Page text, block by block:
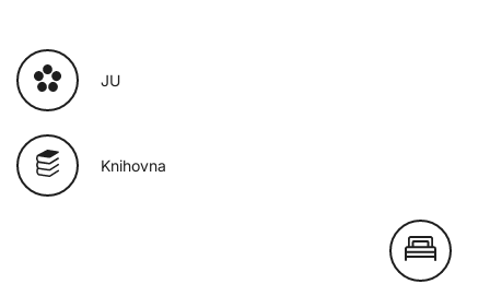
JU
Knihovna